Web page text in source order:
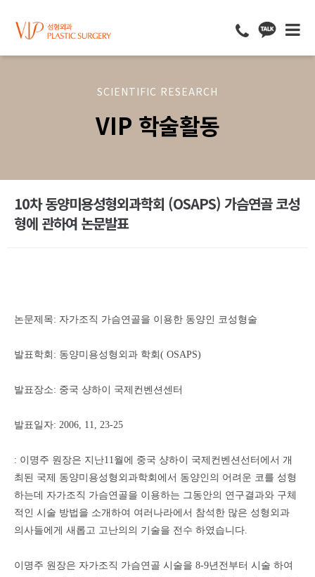
SCIENTIFIC RESEARCH
VIP 학술활동
10차 동양미용성형외과학회 (OSAPS) 가슴연골 코성
형에 관하여 논문발표
논문제목: 자가조직 가슴연골을 이용한 동양인 코성형술
발표학회: 동양미용성형외과 학회( OSAPS)
발표장소: 중국 샹하이 국제컨벤션센터
발표일자: 2006, 11, 23-25
: 이명주 원장은 지난11월에 중국 샹하이 국제컨벤션선터에서 개
최된 국제 동양미용성형외과학회에서 동양인의 어려운 코를 성형
하는데 자가조직 가슴연골을 이용하는 그동안의 연구결과와 구체
적인 시술 방법을 소개하여 여러나라에서 참석한 많은 성형외과
의사들에게 새롭고 고난의의 기술을 전수 하였습니다.
이명주 원장은 자가조직 가슴연골 시술을 8-9년전부터 시술 하여